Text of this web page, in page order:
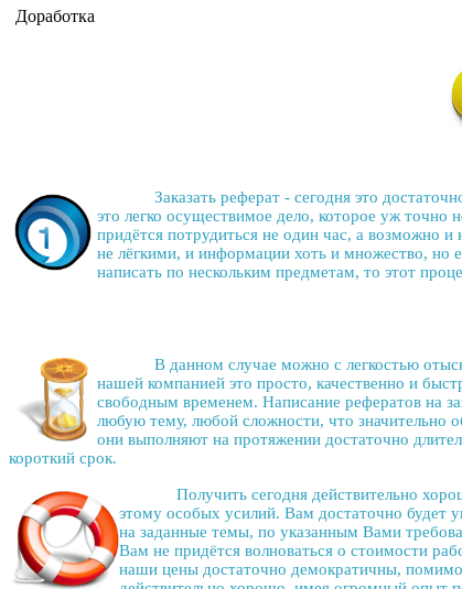
Доработка
Заказать реферат - сегодня это
это легко осуществимое дело, которое уж точно
придётся потрудиться не один час, а возможно
не лёгкими, и информации хоть и множество, но
написать по нескольким предметам, то этот
В данном случае можно с легкостью
нашей компанией это просто, качественно и
свободным временем. Написание рефератов на
любую тему, любой сложности, что значительно
они выполняют на протяжении достаточно
короткий срок.
Получить сегодня действительно
этому особых усилий. Вам достаточно будет
на заданные темы, по указанным Вами
Вам не придётся волноваться о стоимости
наши цены достаточно демократичны,